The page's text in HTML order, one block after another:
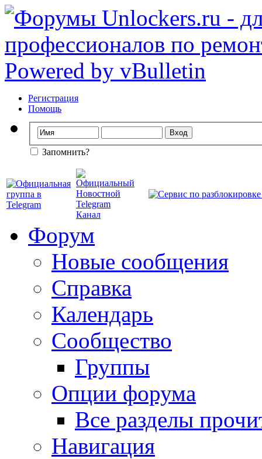
Регистрация
Помощь
Запомнить?
Форум
Новые сообщения
Справка
Календарь
Сообщество
Группы
Опции форума
Все разделы
Навигация